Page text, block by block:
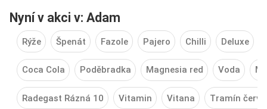
Nyní v akci v: Adam
Rýže Špenát Fazole Pajero Chilli Deluxe
Coca Cola Poděbradka Magnesia red Voda
Radegast Rázná 10 Vitamin Vitana Tramín